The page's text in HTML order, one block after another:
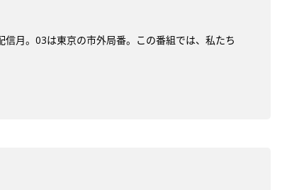
月。03は東京の市外局番。この番組では、私たち